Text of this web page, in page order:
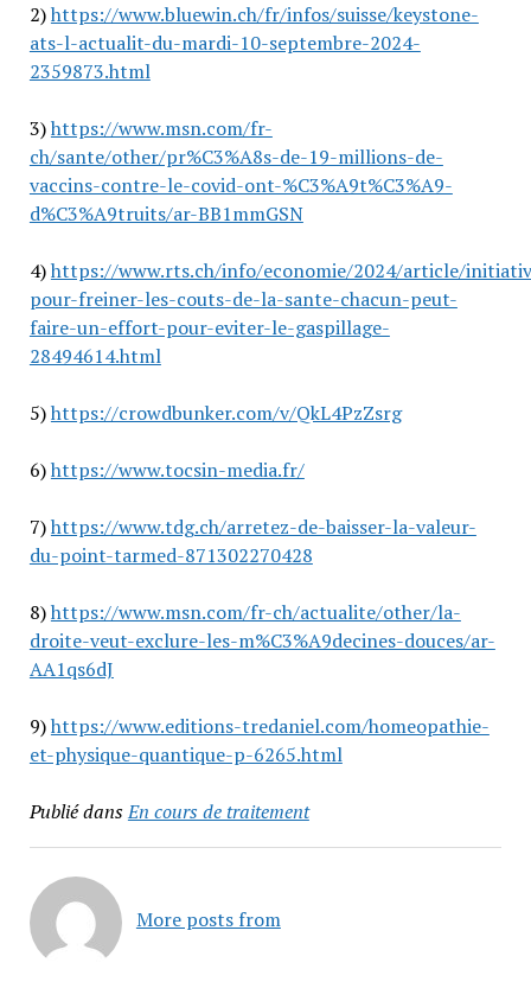
2)https://www.bluewin.ch/fr/infos/suisse/keystone-
ats-l-actualit-du-mardi-10-septembre-2024-
2359873.html
3)https://www.msn.com/fr-
ch/sante/other/pr%C3%A8s-de-19-millions-de-
vaccins-contre-le-covid-ont-%C3%A9t%C3%A9-
d%C3%A9truits/ar-BB1mmGSN
4)https://www.rts.ch/info/economie/2024/article/
pour-freiner-les-couts-de-la-sante-chacun-peut-
faire-un-effort-pour-eviter-le-gaspillage-
28494614.html
5)https://crowdbunker.com/v/QkL4PzZsrg
6)https://www.tocsin-media.fr/
7)https://www.tdg.ch/arretez-de-baisser-la-valeur-
du-point-tarmed-871302270428
8)https://www.msn.com/fr-ch/actualite/other/la-
droite-veut-exclure-les-m%C3%A9decines-douces/ar-
AA1qs6dJ
9)https://www.editions-tredaniel.com/homeopathie-
et-physique-quantique-p-6265.html
Publié dansEn cours de traitement
More posts from